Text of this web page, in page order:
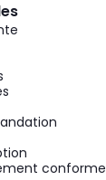
conforme